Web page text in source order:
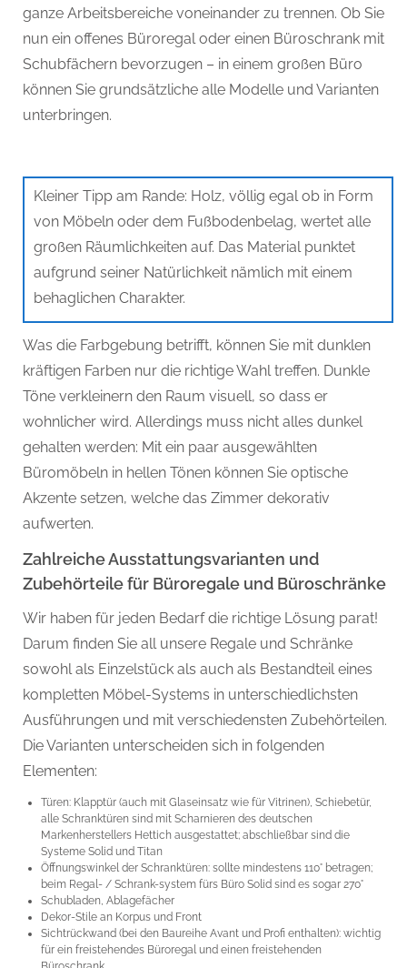
ganze Arbeitsbereiche voneinander zu trennen. Ob Sie
nun ein offenes Büroregal oder einen Büroschrank mit
Schubfächern bevorzugen – in einem großen Büro
können Sie grundsätzliche alle Modelle und Varianten
unterbringen.
Kleiner Tipp am Rande: Holz, völlig egal ob in Form
von Möbeln oder dem Fußbodenbelag, wertet alle
großen Räumlichkeiten auf. Das Material punktet
aufgrund seiner Natürlichkeit nämlich mit einem
behaglichen Charakter.
Was die Farbgebung betrifft, können Sie mit dunklen
kräftigen Farben nur die richtige Wahl treffen. Dunkle
Töne verkleinern den Raum visuell, so dass er
wohnlicher wird. Allerdings muss nicht alles dunkel
gehalten werden: Mit ein paar ausgewählten
Büromöbeln in hellen Tönen können Sie optische
Akzente setzen, welche das Zimmer dekorativ
aufwerten.
Zahlreiche Ausstattungsvarianten und
Zubehörteile für Büroregale und Büroschränke
Wir haben für jeden Bedarf die richtige Lösung parat!
Darum finden Sie all unsere Regale und Schränke
sowohl als Einzelstück als auch als Bestandteil eines
kompletten Möbel-Systems in unterschiedlichsten
Ausführungen und mit verschiedensten Zubehörteilen.
Die Varianten unterscheiden sich in folgenden
Elementen:
Türen: Klapptür (auch mit Glaseinsatz wie für Vitrinen), Schiebetür,
alle Schranktüren sind mit Scharnieren des deutschen
Markenherstellers Hettich ausgestattet; abschließbar sind die
Systeme Solid und Titan
Öffnungswinkel der Schranktüren: sollte mindestens 110° betragen;
beim Regal- / Schrank-system fürs Büro Solid sind es sogar 270°
Schubladen, Ablagefächer
Dekor-Stile an Korpus und Front
Sichtrückwand (bei den Baureihe Avant und Profi enthalten): wichtig
für ein freistehendes Büroregal und einen freistehenden